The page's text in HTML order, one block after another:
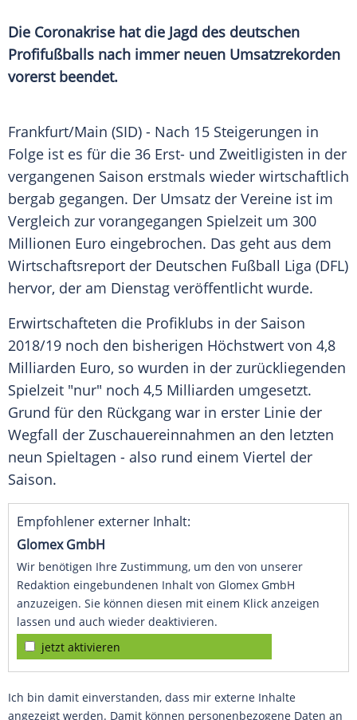
Die Coronakrise hat die Jagd des deutschen
Profifußballs nach immer neuen Umsatzrekorden
vorerst beendet.
Frankfurt/Main (SID) - Nach 15 Steigerungen in
Folge ist es für die 36 Erst- und Zweitligisten in der
vergangenen Saison erstmals wieder wirtschaftlich
bergab gegangen. Der Umsatz der Vereine ist im
Vergleich zur vorangegangen Spielzeit um 300
Millionen Euro eingebrochen. Das geht aus dem
Wirtschaftsreport der Deutschen Fußball Liga (DFL)
hervor, der am Dienstag veröffentlicht wurde.
Erwirtschafteten die Profiklubs in der Saison
2018/19 noch den bisherigen Höchstwert von 4,8
Milliarden Euro, so wurden in der zurückliegenden
Spielzeit "nur" noch 4,5 Milliarden umgesetzt.
Grund für den Rückgang war in erster Linie der
Wegfall der Zuschauereinnahmen an den letzten
neun Spieltagen - also rund einem Viertel der
Saison.
Empfohlener externer Inhalt:
Glomex GmbH
Wir benötigen Ihre Zustimmung, um den von unserer
Redaktion eingebundenen Inhalt von Glomex GmbH
anzuzeigen. Sie können diesen mit einem Klick anzeigen
lassen und auch wieder deaktivieren.
jetzt aktivieren
Ich bin damit einverstanden, dass mir externe Inhalte
angezeigt werden. Damit können personenbezogene Daten an